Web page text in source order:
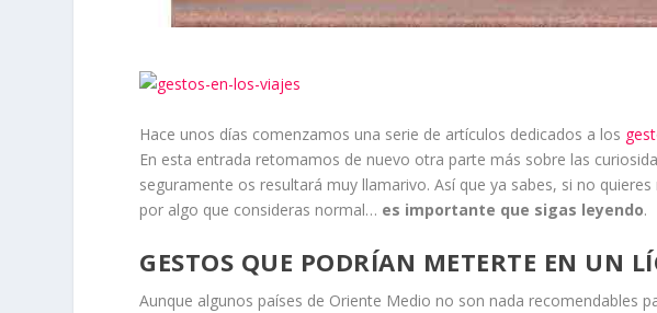
Hace unos días comenzamos una serie de artículos dedicados a los
En esta entrada retomamos de nuevo otra parte más sobre las
seguramente os resultará muy llamarivo. Así que ya sabes, si no
por algo que consideras normal… es importante que sigas leyendo.
GESTOS QUE PODRÍAN METERTE EN UN
Aunque algunos países de Oriente Medio no son nada recomendables